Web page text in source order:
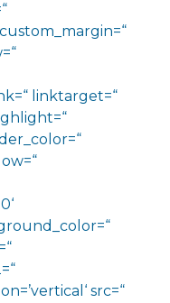
linktarget=“
src=“